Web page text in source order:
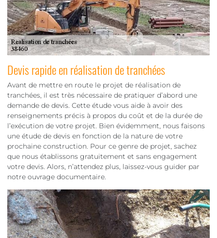
Devis rapide en réalisation de tranchées
Avant de mettre en route le projet de réalisation de
tranchées, il est très nécessaire de pratiquer d’abord une
demande de devis. Cette étude vous aide à avoir des
renseignements précis à propos du coût et de la durée de
l’exécution de votre projet. Bien évidemment, nous faisons
une étude de devis en fonction de la nature de votre
prochaine construction. Pour ce genre de projet, sachez
que nous établissons gratuitement et sans engagement
votre devis. Alors, n’attendez plus, laissez-vous guider par
notre ouvrage documentaire.